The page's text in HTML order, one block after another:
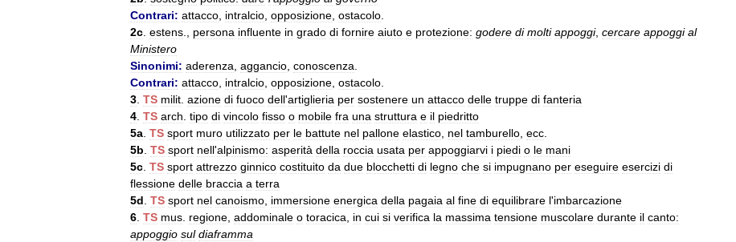
Contrari: attacco intralcio opposizione ostacolo
2c estens persona influente in grado di fornire aiuto e protezione: godere di molti appoggi, cercare appoggi al
Ministero
Sinonimi: aderenza aggancio conoscenza
Contrari: attacco intralcio opposizione ostacolo
3 TS milit azione di fuoco dell'artiglieria per sostenere un attacco delle truppe di fanteria
4 TS arch tipo di vincolo fisso o mobile fra una struttura e il piedritto
5a TS sport muro utilizzato per le battute nel pallone elastico nel tamburello ecc
5b TS sport nell'alpinismo: asperità della roccia usata per appoggiarvi i piedi o le mani
5c TS sport attrezzo ginnico costituito da due blocchetti di legno che si impugnano per eseguire esercizi di
flessione delle braccia a terra
5d TS sport nel canoismo immersione energica della pagaia al fine di equilibrare l'imbarcazione
6 TS mus regione addominale o toracica in cui si verifica la massima tensione muscolare durante il canto:
appoggio sul diaframma